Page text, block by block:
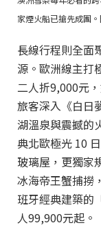
家煙火船已搶先成團
長線行程則全面
源。歐洲線主打
二人折9,000元
旅客深入《白日
湖溫泉與震撼的
典北歐極光 10
玻璃屋，更獨家
冰海帝王蟹捕撈
班牙經典建築的
人99,900元起。